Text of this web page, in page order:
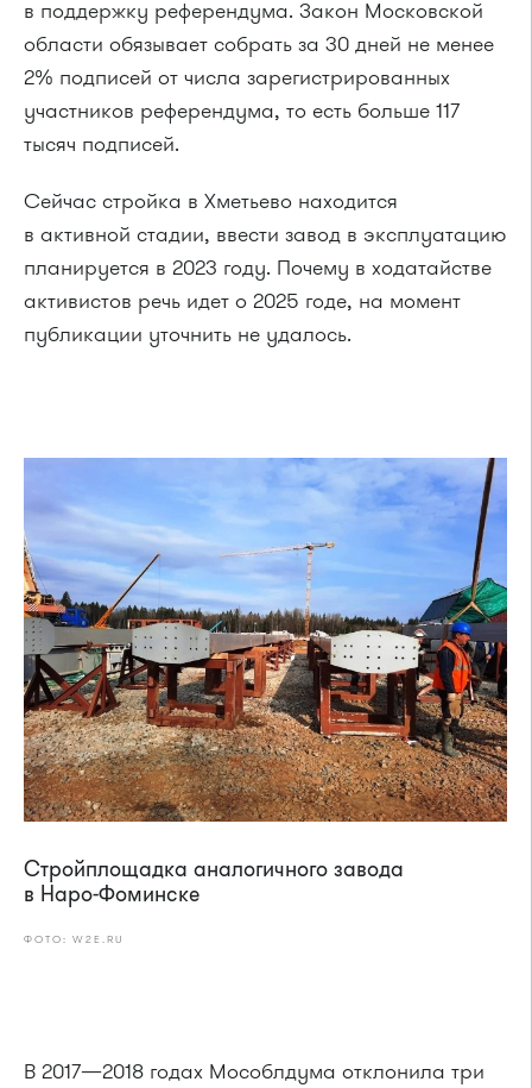
в поддержку референдума. Закон Московской
области обязывает собрать за 30 дней не менее
2% подписей от числа зарегистрированных
участников референдума, то есть больше 117
тысяч подписей.
Сейчас стройка в Хметьево находится
в активной стадии, ввести завод в эксплуатацию
планируется в 2023 году. Почему в ходатайстве
активистов речь идет о 2025 годе, на момент
публикации уточнить не удалось.
Стройплощадка аналогичного завода
в Наро-Фоминске
ФОТО: W2E.RU
В 2017—2018 годах Мособлдума отклонила три